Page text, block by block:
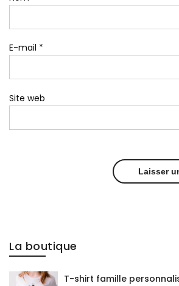
E-mail *
Site web
La boutique
T-shirt famille